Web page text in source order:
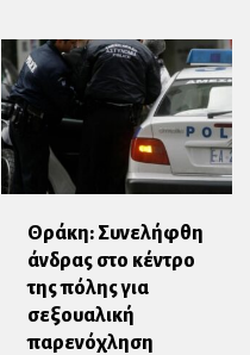
Θράκη: Συνελήφθη
άνδρας στο κέντρο
της πόλης για
σεξουαλική
παρενόχληση